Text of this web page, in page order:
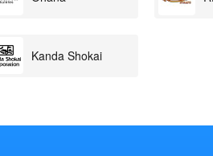
Kanda Shokai